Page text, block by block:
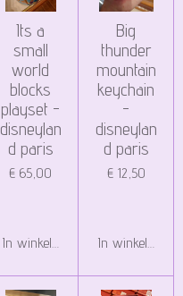
Its a
small
world
blocks
playset -
disneylan
d paris
€ 65,00
In winkelwagen
Big
thunder
mountain
keychain
-
disneylan
d paris
€ 12,50
In winkelwagen